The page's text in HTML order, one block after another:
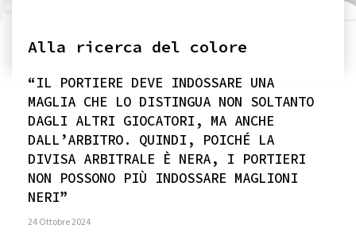
Alla ricerca del colore
“IL PORTIERE DEVE INDOSSARE UNA
MAGLIA CHE LO DISTINGUA NON SOLTANTO
DAGLI ALTRI GIOCATORI, MA ANCHE
DALL’ARBITRO. QUINDI, POICHÉ LA
DIVISA ARBITRALE È NERA, I PORTIERI
NON POSSONO PIÙ INDOSSARE MAGLIONI
NERI”
24 Ottobre 2024